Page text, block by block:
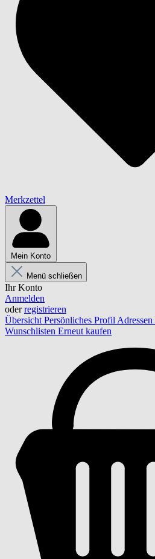
Merkzettel
Mein Konto
Menü schließen
Ihr Konto
Anmelden
oderregistrieren
Übersicht Persönliches Profil Adressen
Wunschlisten Erneut kaufen